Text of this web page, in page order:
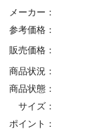
メーカー：
参考価格：
販売価格：
商品状況：
商品状態：
サイズ：
ポイント：